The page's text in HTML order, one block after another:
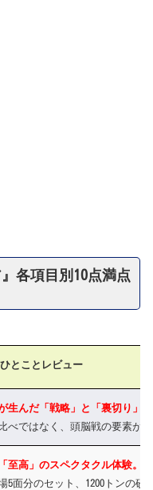
各項目別10点満点
ひとことレビュー
生んだ「戦略」と「裏切り」
べではなく、頭脳戦の要素が
至高」のスペクタクル体験。
5面分のセット、1200トンの